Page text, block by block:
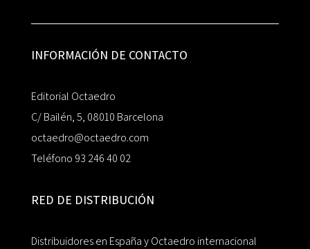
INFORMACIÓN DE CONTACTO
Editorial Octaedro
C/ Bailén, 5, 08010 Barcelona
octaedro@octaedro.com
Teléfono 93 246 40 02
RED DE DISTRIBUCIÓN
Distribuidores en España y Octaedro internacional